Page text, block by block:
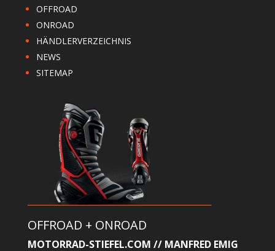
OFFROAD
ONROAD
HÄNDLERVERZEICHNIS
NEWS
SITEMAP
OFFROAD + ONROAD
MOTORRAD-STIEFEL.COM // MANFRED EMIG